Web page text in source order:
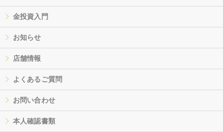
金投資入門
お知らせ
店舗情報
よくあるご質問
お問い合わせ
本人確認書類